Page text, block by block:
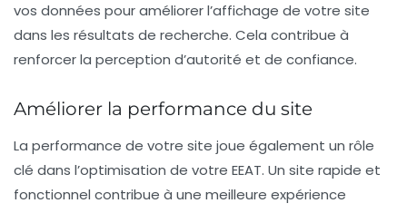
vos données pour améliorer l’affichage de votre site
dans les résultats de recherche. Cela contribue à
renforcer la perception d’autorité et de confiance.
Améliorer la performance du site
La performance de votre site joue également un rôle
clé dans l’optimisation de votre EEAT. Un site rapide et
fonctionnel contribue à une meilleure expérience